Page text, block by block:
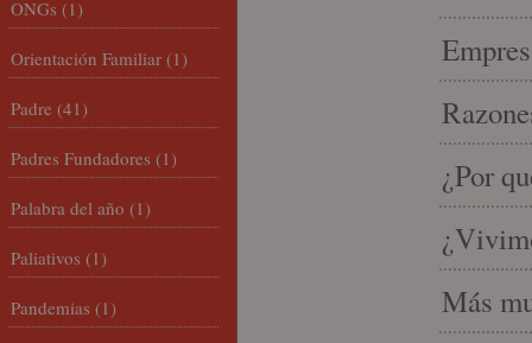
¿Por
Más
ONGs (1)
Orientación Familiar (1)
Padre (41)
Padres Fundadores (1)
Palabra del año (1)
Paliativos (1)
Pandemias (1)